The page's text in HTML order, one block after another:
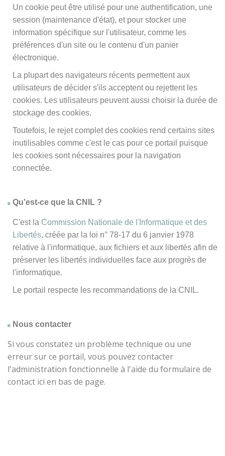
Un cookie peut être utilisé pour une authentification, une
session (maintenance d'état), et pour stocker une
information spécifique sur l'utilisateur, comme les
préférences d'un site ou le contenu d'un panier
électronique.
La plupart des navigateurs récents permettent aux
utilisateurs de décider s'ils acceptent ou rejettent les
cookies. Les utilisateurs peuvent aussi choisir la durée de
stockage des cookies.
Toutefois, le rejet complet des cookies rend certains sites
inutilisables comme c'est le cas pour ce portail puisque
les cookies sont nécessaires pour la navigation
connectée.
Qu'est-ce que la CNIL ?
C'est la Commission Nationale de l'Informatique et des
Libertés, créée par la loi n° 78-17 du 6 janvier 1978
relative à l'informatique, aux fichiers et aux libertés afin de
préserver les libertés individuelles face aux progrès de
l'informatique.
Le portail respecte les recommandations de la CNIL.
Nous contacter
Si vous constatez un problème technique ou une
erreur sur ce portail, vous pouvez contacter
l'administration fonctionnelle à l'aide du formulaire de
contact ici en bas de page.